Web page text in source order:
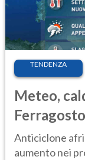
TENDENZA
Meteo,
ancora
Anticiclone
aumento nei